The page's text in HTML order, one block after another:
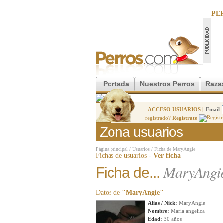
Portada Nuestros Perros
ACCESO USUARIOS | Email
registrado? Regístrate
Zona usuarios
Página principal / Usuarios / Ficha de MaryAngie
Fichas de usuarios - Ver ficha
Ficha de...
Datos de "MaryAngie"
Alias / Nick: MaryAngie
Nombre: Maria angelica
Edad: 30 años